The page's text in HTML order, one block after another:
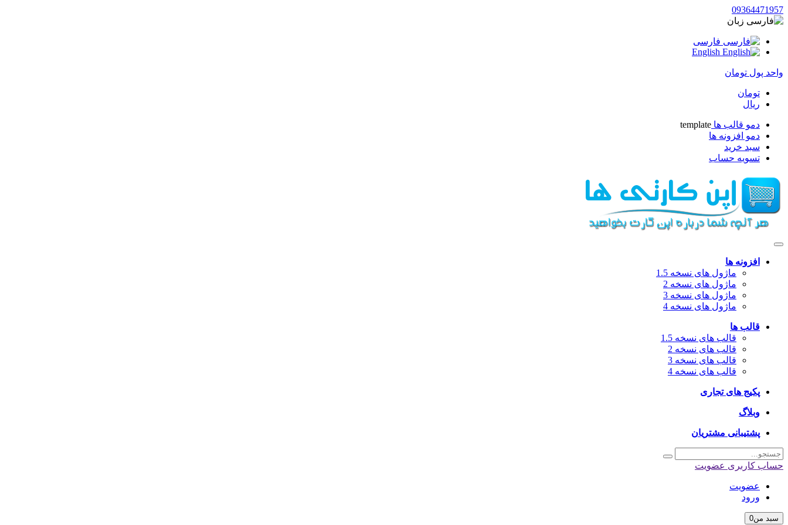
09364471957
زبان
فارسی
واحد پول تومان
تومان
ریال
دمو قالب ها template
دمو افزونه ها
سبد خرید
تسویه حساب
افزونه ها
ماژول های نسخه 1.5
ماژول های نسخه 2
ماژول های نسخه 3
ماژول های نسخه 4
قالب ها
قالب های نسخه 1.5
قالب های نسخه 2
قالب های نسخه 3
قالب های نسخه 4
پکیج های تجاری
وبلاگ
پشتیبانی مشتریان
حساب کاربری عضویت
عضویت
ورود
سبد من0